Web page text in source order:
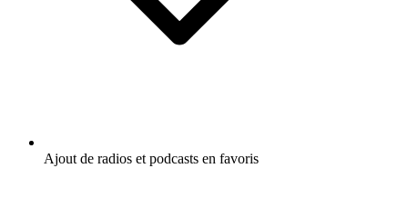
Ajout de radios et podcasts en favoris